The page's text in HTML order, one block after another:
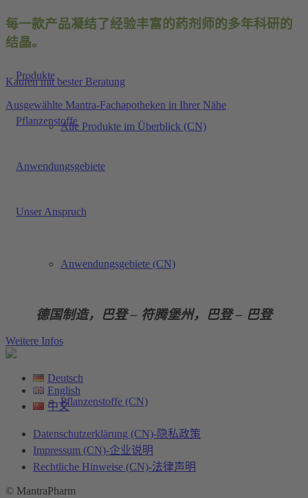
Alle Produkte im Überblick (CN)
Anwendungsgebiete (CN)
Pflanzenstoffe (CN)
每一款产品凝结了经验丰富的药剂师的多年科研的
结晶。
Kaufen mit bester Beratung
Ausgewählte Mantra-Fachapotheken in Ihrer Nähe
Produkte
Pflanzenstoffe
Anwendungsgebiete
Unser Anspruch
德国制造，巴登 – 符腾堡州，巴登 – 巴登
Weitere Infos
Deutsch
English
中文
Datenschutzerklärung (CN)-隐私政策
Impressum (CN)-企业说明
Rechtliche Hinweise (CN)-法律声明
© MantraPharm